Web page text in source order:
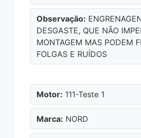
Observação:
DESGASTE, QUE NÃO
MONTAGEM MAS PODEM
FOLGAS E RUÍDOS
Motor: 111-Teste 1
Marca: NORD